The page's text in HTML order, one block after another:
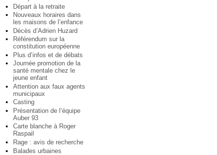
Départ à la retraite
Nouveaux horaires dans
les maisons de l’enfance
Décès d’Adrien Huzard
Référendum sur la
constitution européenne
Plus d’infos et de débats
Journée promotion de la
santé mentale chez le
jeune enfant
Attention aux faux agents
municipaux
Casting
Présentation de l’équipe
Auber 93
Carte blanche à Roger
Raspail
Rage : avis de recherche
Balades urbaines